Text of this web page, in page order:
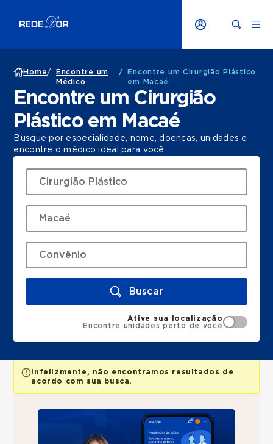
Home/
Encontre um
Médico
/
Encontre um Cirurgião Plástico
em Macaé
Encontre um Cirurgião
Plástico em Macaé
Busque por especialidade, nome, doenças, unidades e
encontre o médico ideal para você.
Buscar
Ative sua localização
Encontre unidades perto de você
Infelizmente, não encontramos resultados de
acordo com sua busca.